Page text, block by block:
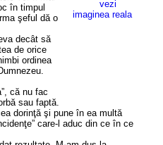
în timpul
şeful dă o
decât să
de orice
ordinea
că nu fac
sau faptă.
dorinţă şi pune în ea multă
care-l aduc din ce în ce